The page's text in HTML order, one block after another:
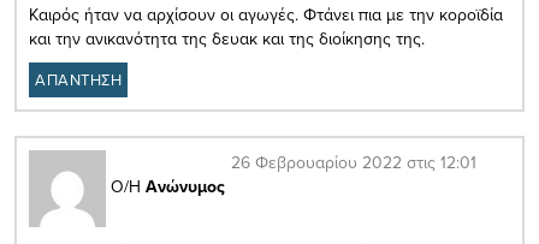
Καιρός ήταν να αρχίσουν οι αγωγές. Φτάνει πια με την κοροϊδία
και την ανικανότητα της δευακ και της διοίκησης της.
ΑΠΑΝΤΗΣΗ
Ο/Η Ανώνυμος
26 Φεβρουαρίου 2022 στις 12:01